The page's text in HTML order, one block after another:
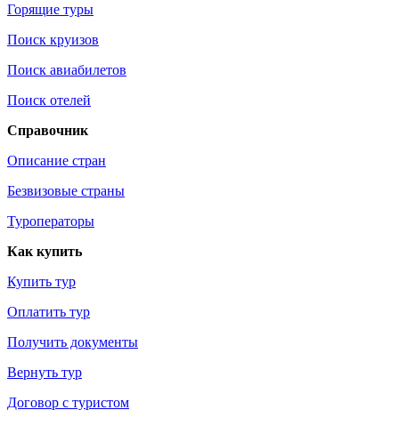
Горящие туры
Поиск круизов
Поиск авиабилетов
Поиск отелей
Справочник
Описание стран
Безвизовые страны
Туроператоры
Как купить
Купить тур
Оплатить тур
Получить документы
Вернуть тур
Договор с туристом